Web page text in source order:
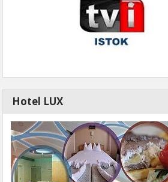
Hotel LUX